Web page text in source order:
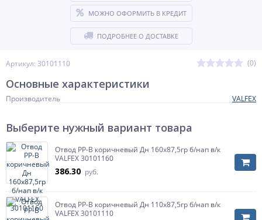
Артикул: 30101110 (0)
МОЖНО ОФОРМИТЬ В КРЕДИТ
ПОДРОБНЕЕ О ДОСТАВКЕ
Основные характеристики
Производитель VALFEX
Выберите нужный вариант товара
Отвод PP-B коричневый Дн 160х87,5гр б/нап в/к
VALFEX 30101160
386.30 руб.
Отвод PP-B коричневый Дн 110х87,5гр б/нап в/к
VALFEX 30101110